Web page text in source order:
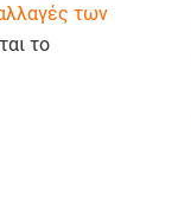
των
το